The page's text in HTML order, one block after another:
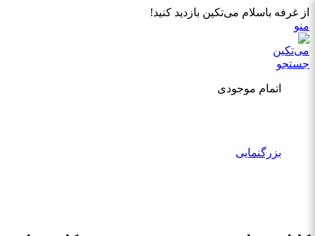
از غرفه باسلام می‌تکین بازدید کنید!
منو
جستجو
اتمام موجودی
بزرگنمایی